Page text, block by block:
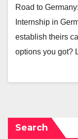
Road to
Internship in
establish theirs
options you got?
Search